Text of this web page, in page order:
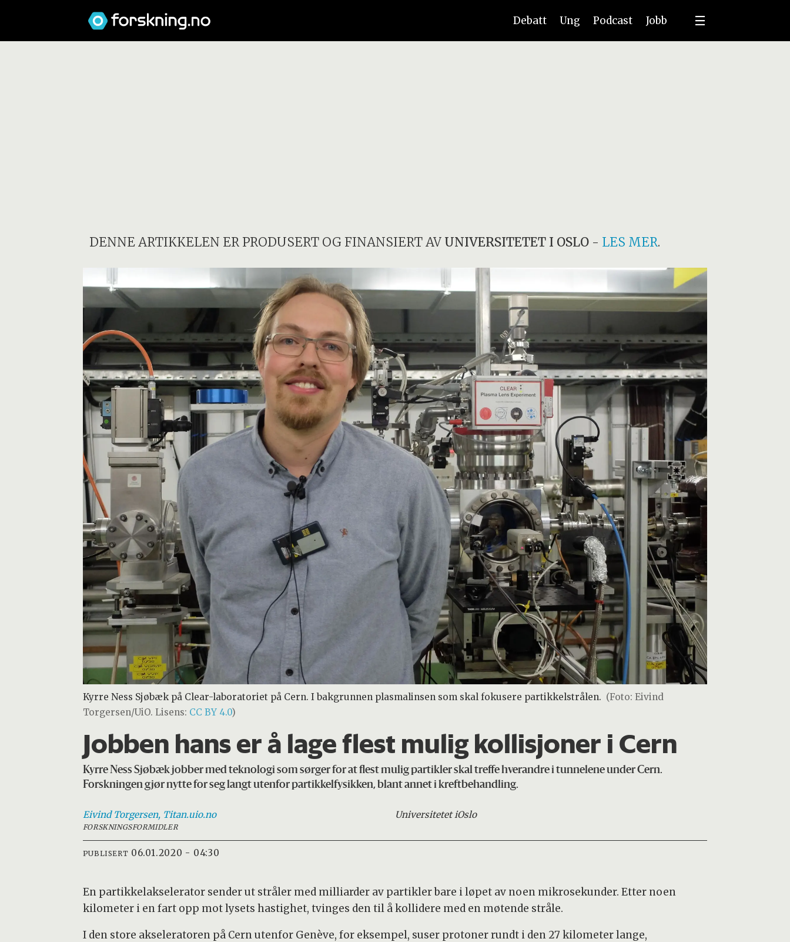
Debatt Ung Podcast Jobb
DENNE ARTIKKELEN ER PRODUSERT OG FINANSIERT AV UNIVERSITETET I OSLO- LES MER.
Kyrre Ness Sjøbæk på Clear-laboratoriet på Cern. I bakgrunnen plasmalinsen som skal fokusere partikkelstrålen. (Foto: Eivind
Torgersen/UiO. Lisens: CC BY 4.0)
Jobben hans er å lage flest mulig kollisjoner i Cern
Kyrre Ness Sjøbæk jobber med teknologi som sørger for at flest mulig partikler skal treffe hverandre i tunnelene under Cern.
Forskningen gjør nytte for seg langt utenfor partikkelfysikken, blant annet i kreftbehandling.
Eivind Torgersen, Titan.uio.no
FORSKNINGSFORMIDLER
Universitetet iOslo
PUBLISERT 06.01.2020 - 04:30
En partikkelakselerator sender ut stråler med milliarder av partikler bare i løpet av noen mikrosekunder. Etter noen
kilometer i en fart opp mot lysets hastighet, tvinges den til å kollidere med en møtende stråle.
I den store akseleratoren på Cern utenfor Genève, for eksempel, suser protoner rundt i den 27 kilometer lange,